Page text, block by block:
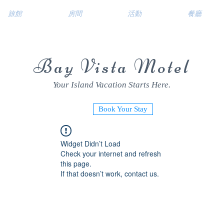
旅館 房間 活動 餐廳
Bay Vista Motel
Your Island Vacation Starts Here.
Book Your Stay
Widget Didn’t Load
Check your internet and refresh
this page.
If that doesn’t work, contact us.